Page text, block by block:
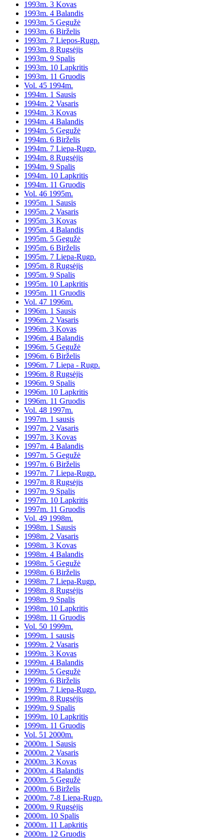
1993m. 3 Kovas
1993m. 4 Balandis
1993m. 5 Gegužė
1993m. 6 Birželis
1993m. 7 Liepos-Rugp.
1993m. 8 Rugsėjis
1993m. 9 Spalis
1993m. 10 Lapkritis
1993m. 11 Gruodis
Vol. 45 1994m.
1994m. 1 Sausis
1994m. 2 Vasaris
1994m. 3 Kovas
1994m. 4 Balandis
1994m. 5 Gegužė
1994m. 6 Birželis
1994m. 7 Liepa-Rugp.
1994m. 8 Rugsėjis
1994m. 9 Spalis
1994m. 10 Lapkritis
1994m. 11 Gruodis
Vol. 46 1995m.
1995m. 1 Sausis
1995m. 2 Vasaris
1995m. 3 Kovas
1995m. 4 Balandis
1995m. 5 Gegužė
1995m. 6 Birželis
1995m. 7 Liepa-Rugp.
1995m. 8 Rugsėjis
1995m. 9 Spalis
1995m. 10 Lapkritis
1995m. 11 Gruodis
Vol. 47 1996m.
1996m. 1 Sausis
1996m. 2 Vasaris
1996m. 3 Kovas
1996m. 4 Balandis
1996m. 5 Gegužė
1996m. 6 Birželis
1996m. 7 Liepa - Rugp.
1996m. 8 Rugsėjis
1996m. 9 Spalis
1996m. 10 Lapkritis
1996m. 11 Gruodis
Vol. 48 1997m.
1997m. 1 sausis
1997m. 2 Vasaris
1997m. 3 Kovas
1997m. 4 Balandis
1997m. 5 Gegužė
1997m. 6 Birželis
1997m. 7 Liepa-Rugp.
1997m. 8 Rugsėjis
1997m. 9 Spalis
1997m. 10 Lapkritis
1997m. 11 Gruodis
Vol. 49 1998m.
1998m. 1 Sausis
1998m. 2 Vasaris
1998m. 3 Kovas
1998m. 4 Balandis
1998m. 5 Gegužė
1998m. 6 Birželis
1998m. 7 Liepa-Rugp.
1998m. 8 Rugsėjis
1998m. 9 Spalis
1998m. 10 Lapkritis
1998m. 11 Gruodis
Vol. 50 1999m.
1999m. 1 sausis
1999m. 2 Vasaris
1999m. 3 Kovas
1999m. 4 Balandis
1999m. 5 Gegužė
1999m. 6 Birželis
1999m. 7 Liepa-Rugp.
1999m. 8 Rugsėjis
1999m. 9 Spalis
1999m. 10 Lapkritis
1999m. 11 Gruodis
Vol. 51 2000m.
2000m. 1 Sausis
2000m. 2 Vasaris
2000m. 3 Kovas
2000m. 4 Balandis
2000m. 5 Gegužė
2000m. 6 Birželis
2000m. 7-8 Liepa-Rugp.
2000m. 9 Rugsėjis
2000m. 10 Spalis
2000m. 11 Lapkritis
2000m. 12 Gruodis